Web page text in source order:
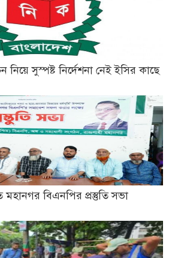
নিয়ে সুস্পষ্ট নির্দেশনা নেই ইসির কাছে
বিএনপির প্রস্তুতি সভা